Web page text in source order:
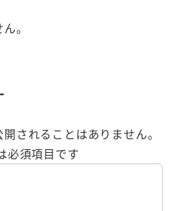
。
されることはありません。
必須項目です